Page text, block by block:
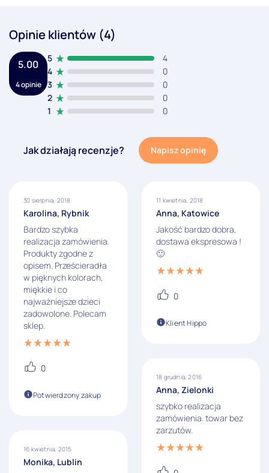
Opinie klientów (4)
5.00
4 opinie
1 0
2 0
3 0
4 0
5 4
Jak działają recenzje? Napisz opinię
30 sierpnia, 2018
Karolina, Rybnik
Bardzo szybka
realizacja zamówienia.
Produkty zgodne z
opisem. Prześcieradła
w pięknych kolorach,
miękkie i co
najważniejsze dzieci
zadowolone. Polecam
sklep.
0
Potwierdzony zakup
11 kwietnia, 2018
Anna, Katowice
Jakość bardzo dobra,
dostawa ekspresowa !
🙂
0
Klient Hippo
18 grudnia, 2016
Anna, Zielonki
szybko realizacja
zamówienia. towar bez
zarzutów.
16 kwietnia, 2015
Monika, Lublin